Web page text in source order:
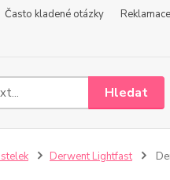
Často kladené otázky
Hledat
Derwent Lightfast